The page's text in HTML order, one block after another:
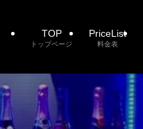
TOP
トップページ
PriceList
料金表